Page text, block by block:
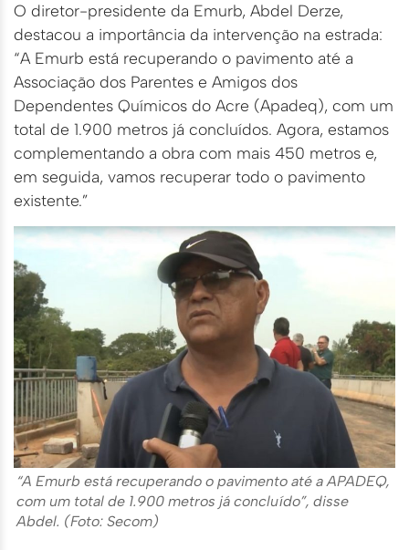
O diretor-presidente da Emurb, Abdel Derze,
destacou a importância da intervenção na estrada:
“A Emurb está recuperando o pavimento até a
Associação dos Parentes e Amigos dos
Dependentes Químicos do Acre (Apadeq), com um
total de 1.900 metros já concluídos. Agora, estamos
complementando a obra com mais 450 metros e,
em seguida, vamos recuperar todo o pavimento
existente.”
“A Emurb está recuperando o pavimento até a APADEQ,
com um total de 1.900 metros já concluído”, disse
Abdel. (Foto: Secom)